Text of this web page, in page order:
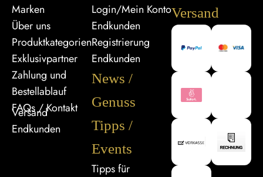
Marken
Über uns
Produktkategorien
Exklusivpartner
Zahlung und
Bestellablauf
FAQs / Kontakt
Versand
Endkunden
Login/Mein Konto
Endkunden
Registrierung
Endkunden
News /
Genuss
Tipps /
Events
Tipps für
Versand